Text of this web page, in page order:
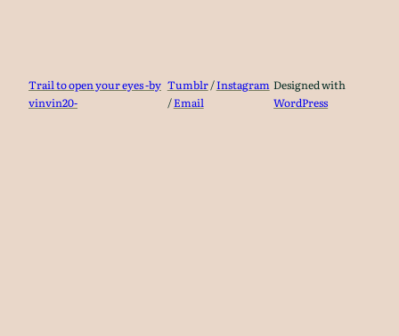
Trail to open your eyes -by
vinvin20-
Tumblr/Instagram
/Email
Designed with
WordPress